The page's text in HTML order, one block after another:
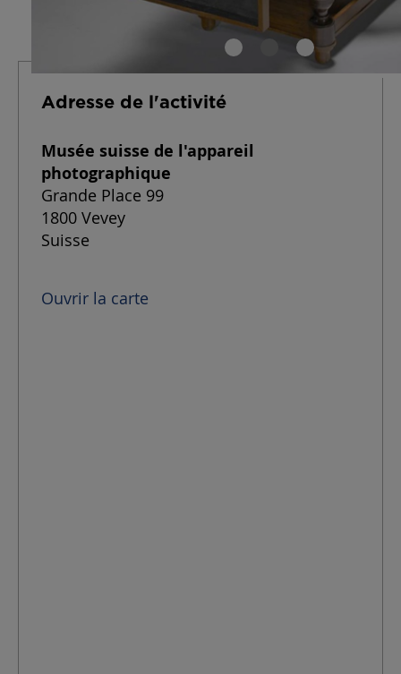
Adresse de l'activité
Musée suisse de l'appareil
photographique
Grande Place 99
1800 Vevey
Suisse
Ouvrir la carte